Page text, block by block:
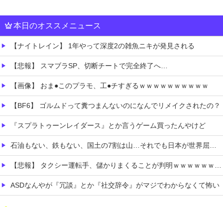
本日のオススメニュース
【ナイトレイン】 1年やって深度2の雑魚ニキが発見される
【悲報】 スマブラSP、切断チートで完全終了へ…
【画像】 おま●このプラモ、工●チすぎるｗｗｗｗｗｗｗｗｗｗ
【BF6】 ゴルムドって糞つまんないのになんでリメイクされたの？
『スプラトゥーンレイダース』とか言うゲーム買ったんやけど
石油もない、鉄もない、国土の7割は山…それでも日本が世界屈指の経済大国になれた「勤勉さ」以外の勝因！
【悲報】 タクシー運転手、儲かりまくることが判明ｗｗｗｗｗｗｗｗ
ASDなんやが『冗談』とか『社交辞令』がマジでわからなくて怖い